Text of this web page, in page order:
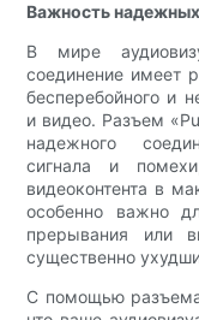
Важность
В мире
соединение имеет
бесперебойного и
и видео. Разъем
надежного
сигнала и
видеоконтента в
особенно важно
прерывания или
существенно
С помощью